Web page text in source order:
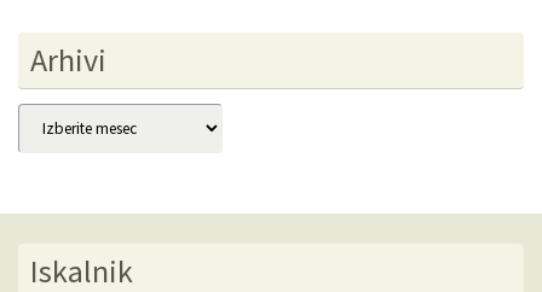
Arhivi
Arhivi
Iskalnik